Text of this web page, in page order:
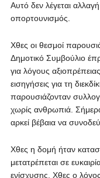
Αυτό δεν λέγεται
οπορτουνισμός.
Χθες οι θεσμοί
Δημοτικό Συμβούλιο
για λόγους
εισηγήσεις για τη
παρουσιάζονταν
χωρίς ανθρωπιά.
αρκεί βέβαια να
Χθες η δομή ήταν
μετατρέπεται σε
ενίσχυσης. Χθες ο